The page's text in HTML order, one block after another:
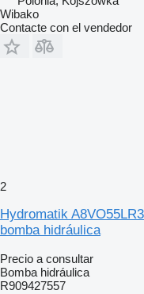
Wibako
Contacte con el vendedor
2
Hydromatik
bomba hidráulica
Precio a consultar
Bomba hidráulica
R909427557